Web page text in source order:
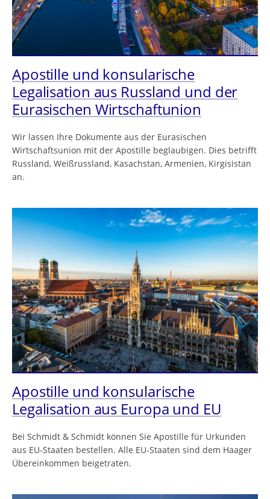
Apostille und konsularische
Legalisation aus Russland und der
Eurasischen Wirtschaftunion
Wir lassen Ihre Dokumente aus der Eurasischen
Wirtschaftsunion mit der Apostille beglaubigen. Dies betrifft
Russland, Weißrussland, Kasachstan, Armenien, Kirgisistan
an.
Apostille und konsularische
Legalisation aus Europa und EU
Bei Schmidt & Schmidt können Sie Apostille für Urkunden
aus EU-Staaten bestellen. Alle EU-Staaten sind dem Haager
Übereinkommen beigetraten.